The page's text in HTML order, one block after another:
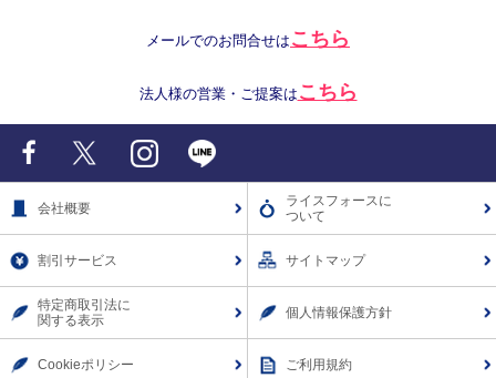
メールでのお問合せは こちら
法人様の営業・ご提案は こちら
Facebook
会社概要
ライスフォースに
ついて
割引サービス サイトマップ
特定商取引法に
関する表示
個人情報保護方針
Cookieポリシー ご利用規約